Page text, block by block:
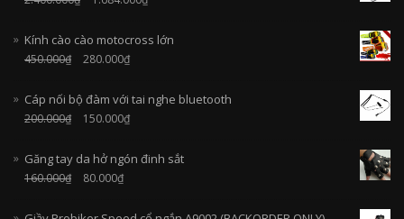
Kính cào cào motocross lớn
450.000₫ 280.000₫
Cáp nối bộ đàm với tai nghe bluetooth
200.000₫ 150.000₫
Găng tay da hở ngón đinh sắt
160.000₫ 80.000₫